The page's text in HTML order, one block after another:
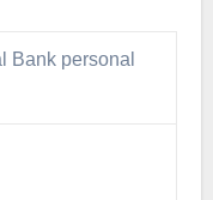
Bank personal